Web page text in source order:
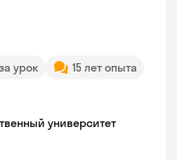
урок
15 лет опыта
университет